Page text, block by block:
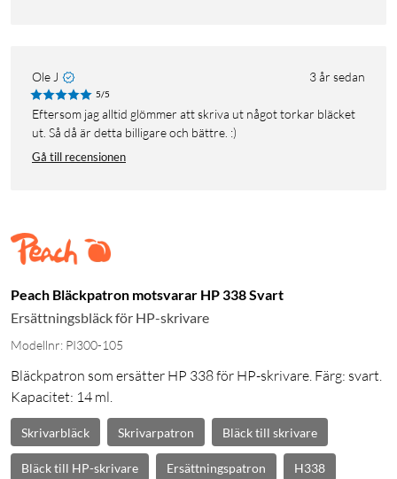
Ole J 3 år sedan
5/5
Eftersom jag alltid glömmer att skriva ut något torkar bläcket
ut. Så då är detta billigare och bättre. :)
Gå till recensionen
Peach Bläckpatron motsvarar HP 338 Svart
Ersättningsbläck för HP-skrivare
Modellnr: PI300-105
Bläckpatron som ersätter HP 338 för HP-skrivare. Färg: svart.
Kapacitet: 14 ml.
Skrivarbläck Skrivarpatron Bläck till skrivare
Bläck till HP-skrivare Ersättningspatron H338